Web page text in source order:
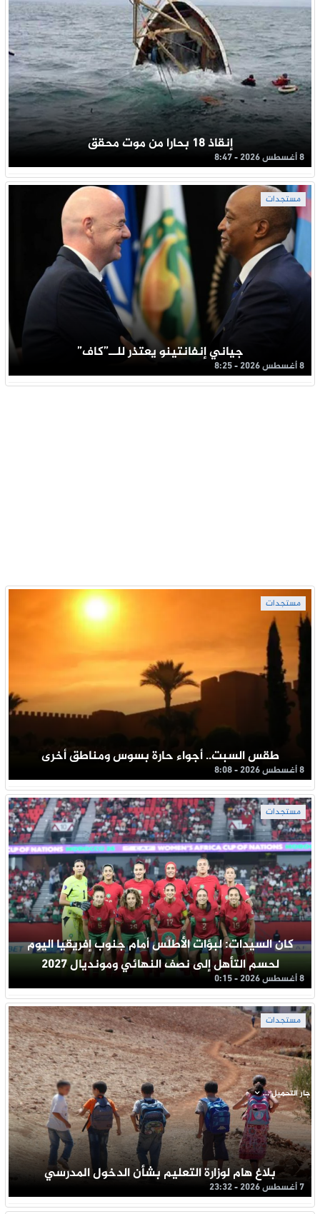
إنقاذ 18 بحارا من موت محقق
8 أغسطس 2026 - 8:47
مستجدات
جياني إنفانتينو يعتذر للــ”كاف”
8 أغسطس 2026 - 8:25
مستجدات
طقس السبت.. أجواء حارة بسوس ومناطق أخرى
8 أغسطس 2026 - 8:08
مستجدات
كان السيدات: لبؤات الأطلس أمام جنوب إفريقيا اليوم
لحسم التأهل إلى نصف النهائي ومونديال 2027
8 أغسطس 2026 - 0:15
مستجدات
بلاغ هام لوزارة التعليم بشأن الدخول المدرسي
7 أغسطس 2026 - 23:32
جار التحميل ...